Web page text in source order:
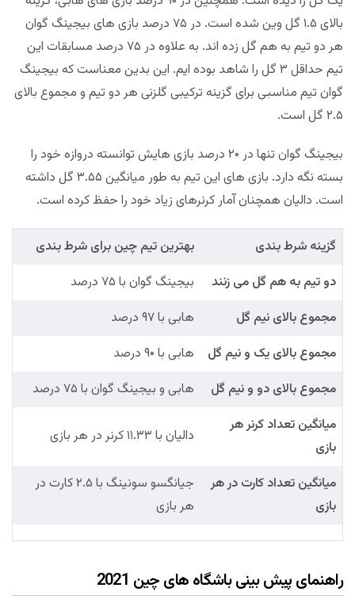
بالای ۱.۵ گل وین شده است. در ۷۵ درصد بازی های بیجینگ گوان
هر دو تیم به هم گل زده اند. به علاوه در ۷۵ درصد مسابقات این
تیم حداقل ۳ گل را شاهد بوده ایم. این بدین معناست که بیجینگ
گوان تیم مناسبی برای گزینه ترکیبی گلزنی هر دو تیم و مجموع بالای
۲.۵ گل است.
بیجینگ گوان تنها در ۲۰ درصد بازی هایش توانسته دروازه خود را
بسته نگه دارد. بازی های این تیم به طور میانگین ۳.۵۵ گل داشته
است. دالیان همچنان آمار کرنرهای زیاد خود را حفظ کرده است.
گزینه شرط بندی
بهترین تیم چین برای شرط بندی
دو تیم به هم گل می زنند
بیجینگ گوان با ۷۵ درصد
مجموع بالای نیم گل
هابی با ۹۷ درصد
مجموع بالای یک و نیم گل
هابی با ۹۰ درصد
مجموع بالای دو و نیم گل
هابی و بیجینگ گوان با ۷۵ درصد
میانگین تعداد کرنر هر
بازی
دالیان با ۱۱.۳۳ کرنر در هر بازی
میانگین تعداد کارت در هر
بازی
جیانگسو سونینگ با ۲.۵ کارت در
هر بازی
راهنمای پیش بینی باشگاه های چین 2021